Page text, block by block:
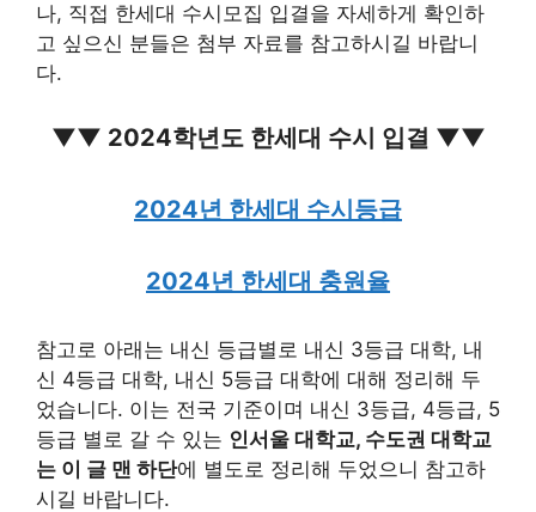
나, 직접 한세대 수시모집 입결을 자세하게 확인하
고 싶으신 분들은 첨부 자료를 참고하시길 바랍니
다.
▼▼ 2024학년도 한세대 수시 입결 ▼▼
2024년 한세대 수시등급
2024년 한세대 충원율
참고로 아래는 내신 등급별로 내신 3등급 대학, 내
신 4등급 대학, 내신 5등급 대학에 대해 정리해 두
었습니다. 이는 전국 기준이며 내신 3등급, 4등급, 5
등급 별로 갈 수 있는 인서울 대학교, 수도권 대학교
는 이 글 맨 하단에 별도로 정리해 두었으니 참고하
시길 바랍니다.